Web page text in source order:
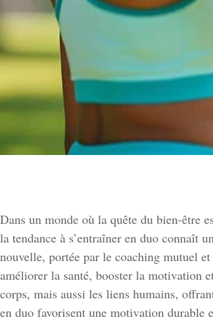
Dans un monde où la quête du bien-être
la tendance à s’entraîner en duo connaît
nouvelle, portée par le coaching mutuel
améliorer la santé, booster la motivation
corps, mais aussi les liens humains,
en duo favorisent une motivation durable